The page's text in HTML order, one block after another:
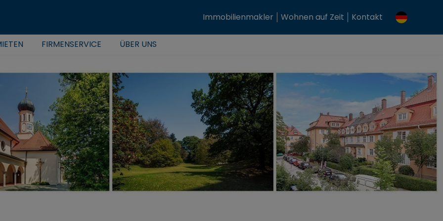
Immobilienmakler Wohnen auf Zeit Kontakt
FIRMENSERVICE ÜBER UNS